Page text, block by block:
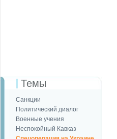
Темы
Санкции
Политический диалог
Военные учения
Неспокойный Кавказ